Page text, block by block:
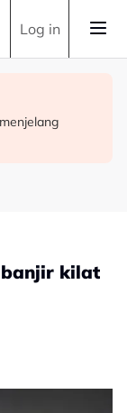
Log in
kes
pentadbiran
banjir kilat